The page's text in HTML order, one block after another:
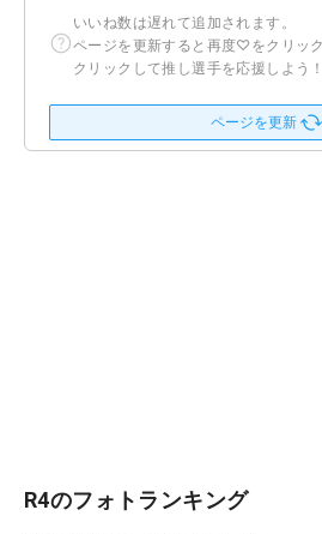
いいね数は遅れて追加されます。
ページを更新すると再度♡をクリック
クリックして推し選手を応援しよう！
ページを更新
R4のフォトランキング